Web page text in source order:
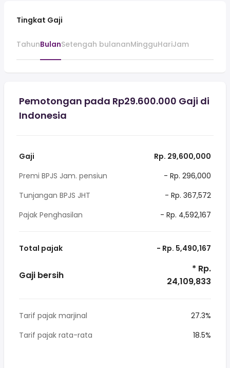
Tingkat Gaji
TahunBulanSetengah bulananMingguHariJam
Pemotongan pada Rp29.600.000 Gaji di
Indonesia
Gaji
Rp. 29,600,000
Premi BPJS Jam. pensiun
- Rp. 296,000
Tunjangan BPJS JHT
- Rp. 367,572
Pajak Penghasilan
- Rp. 4,592,167
Total pajak - Rp. 5,490,167
Gaji bersih
* Rp.
24,109,833
Tarif pajak marjinal
27.3%
Tarif pajak rata-rata
18.5%